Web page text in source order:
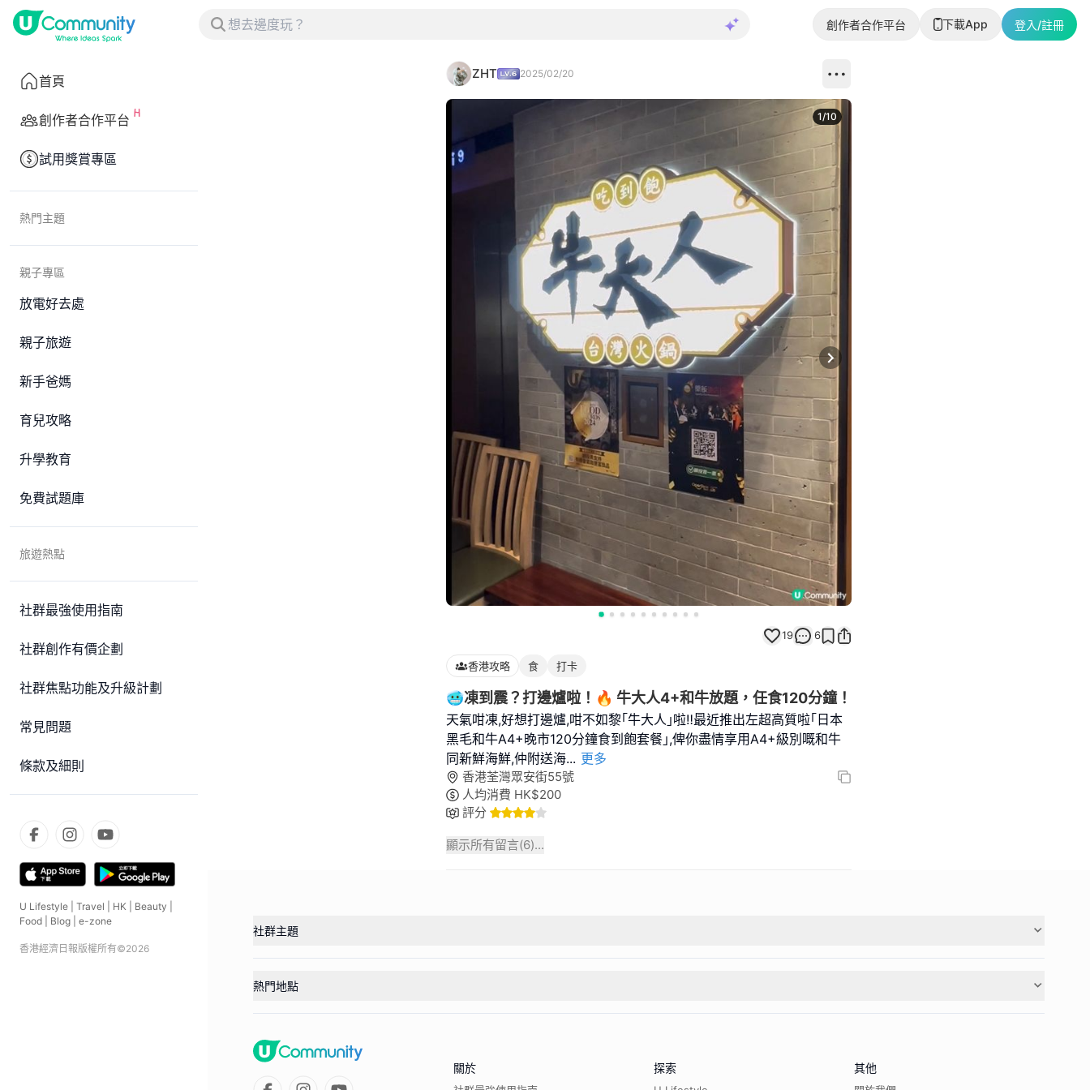
創作者合作平台 下載App 登入/註冊
首頁
創作者合作平台
試用獎賞專區
熱門主題
親子專區
放電好去處
親子旅遊
新手爸媽
育兒攻略
升學教育
免費試題庫
旅遊熱點
社群最強使用指南
社群創作有價企劃
社群焦點功能及升級計劃
常見問題
條款及細則
U Lifestyle Travel HK Beauty
Food
Blog e-zone
香港經濟日報版權所有©2026
ZHT 2025/02/20
Next slide
1/10
19 6
香港攻略 食 打卡
🥶凍到震？打邊爐啦！🔥 牛大人4+和牛放題，任食120分鐘！
天氣咁凍,好想打邊爐,咁不如黎｢牛大人｣啦‼️最近推出左超高質啦｢日本
黑毛和牛A4+晚市120分鐘食到飽套餐｣,俾你盡情享用A4+級別嘅和牛
同新鮮海鮮,仲附送海... 更多
香港荃灣眾安街55號
人均消費 HK$200
評分
顯示所有留言(6)...
社群主題
熱門地點
關於 探索 其他